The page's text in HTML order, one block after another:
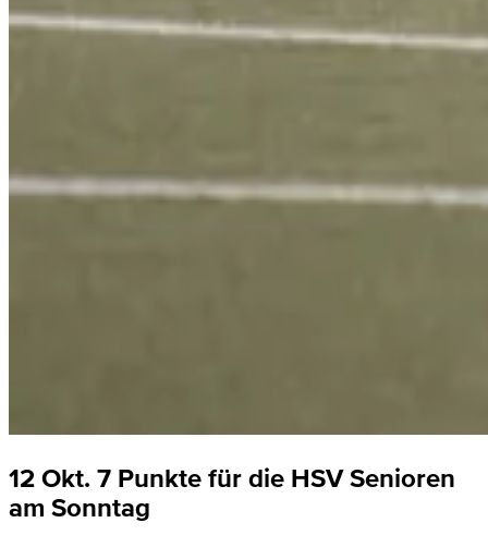
12 Okt. 7 Punkte für die HSV Senioren
am Sonntag